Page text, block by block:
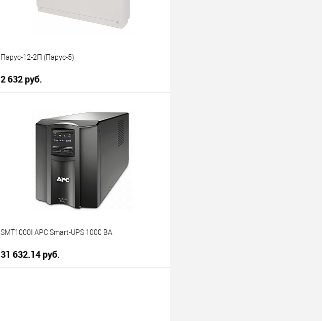
Парус-12-2П (Парус-5)
2 632 руб.
Купить в 1 клик
К сравнению
SMT1000I APC Smart-UPS 1000 ВА
31 632.14 руб.